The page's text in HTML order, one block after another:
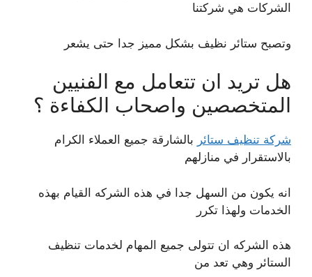
الشركات هي شركتنا
وتصبح ستائر نظيف بشكل مميز جدا حتى يشعر
هل تريد ان تتعامل مع الفنيين
المتخصصين واصحاب الكفاءة ؟
شركة تنظيف ستائر بالشارقة جميع العملاء الكرام
بالاستقرار في منازلهم
انه يكون من السهل جدا في هذه الشركه القيام بهذه
الخدمات ولهذا تكرر
هذه الشركه ان تتولى جميع المهام لخدمات تنظيف
الستائر وهي تعد من